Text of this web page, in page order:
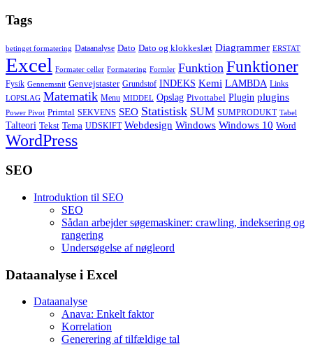
Tags
betinget formatering Dataanalyse Dato Dato og klokkeslæt Diagrammer ERSTAT
Excel Formater celler Formatering Formler Funktion Funktioner
Fysik Gennemsnit Genvejstaster Grundstof INDEKS Kemi LAMBDA Links
LOPSLAG Matematik Menu MIDDEL Opslag Pivottabel Plugin plugins
Power Pivot Primtal SEKVENS SEO Statistisk SUM SUMPRODUKT Tabel
Talteori Tekst Tema UDSKIFT Webdesign Windows Windows 10 Word
WordPress
SEO
Introduktion til SEO
SEO
Sådan arbejder søgemaskiner: crawling, indeksering og
rangering
Undersøgelse af nøgleord
Dataanalyse i Excel
Dataanalyse
Anava: Enkelt faktor
Korrelation
Generering af tilfældige tal